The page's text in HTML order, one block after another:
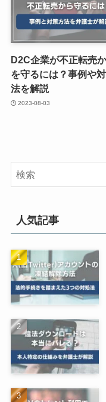
D2C企業が不正転売
を守るには？事例や
法を解説
2023-08-03
人気記事